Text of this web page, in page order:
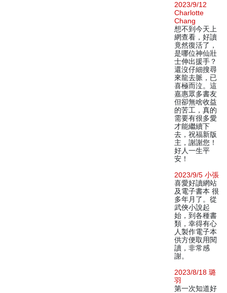
2023/9/12
Charlotte
Chang
想不到今天上
網查看，好讀
竟然復活了，
是哪位神仙壯
士伸出援手？
還沒仔細搜尋
來龍去脈，已
喜極而泣。這
嘉惠眾多書友
但卻無啥收益
的苦工，真的
需要有很多愛
才能繼續下
去，祝福新版
主，謝謝您！
好人一生平
安！
2023/9/5 小張
喜愛好讀網站
及電子書本 很
多年月了。從
武俠小說起
始，到各種書
類，幸得有心
人製作電子本
供方便取用閱
讀，非常感
謝。
2023/8/18 璐
羽
第一次知道好